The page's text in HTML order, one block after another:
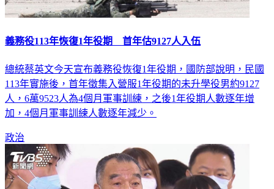
總統蔡英文今天宣布義務役恢復1年役期，國防部說明，民國
113年實施後，首年徵集入營服1年役期的未升學役男約9127
人，6萬9523人為4個月軍事訓練，之後1年役期人數逐年增
政治